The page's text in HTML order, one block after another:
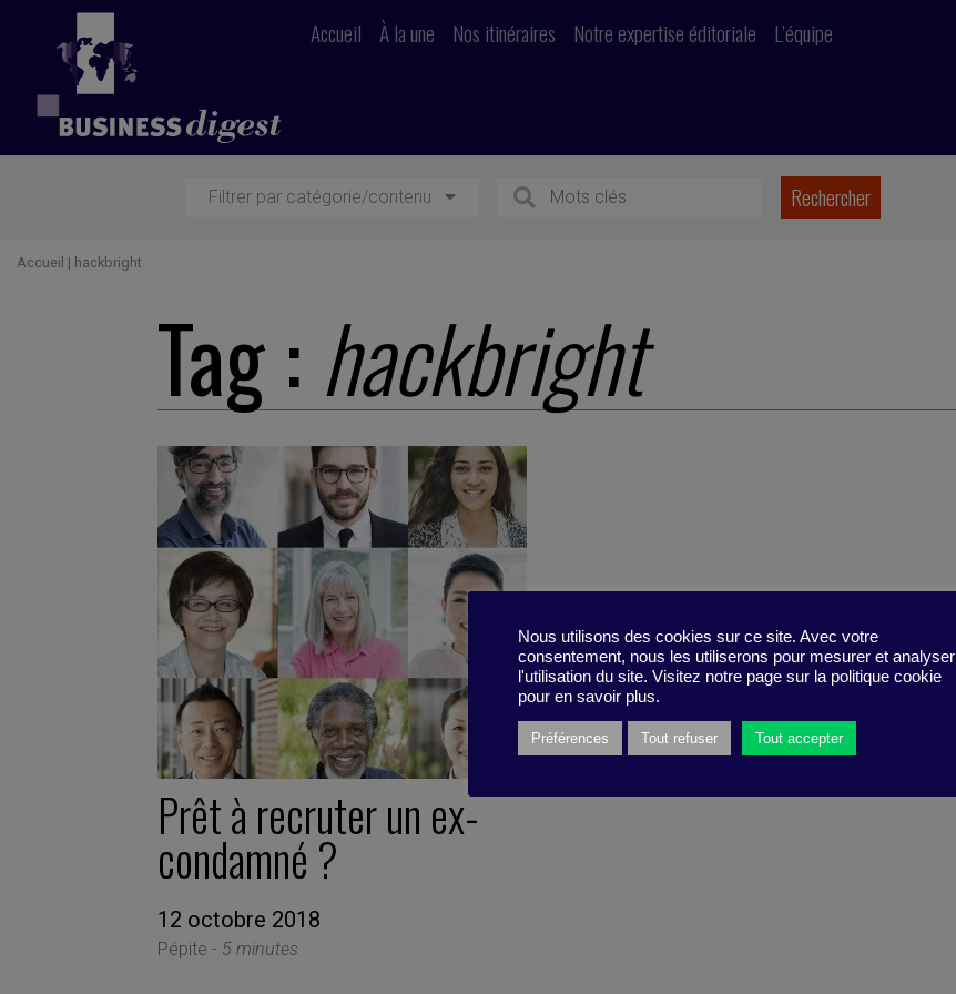
Accueil À la une Nos itinéraires Notre expertise éditoriale L’équipe
Filtrer par catégorie/contenu
Accueil | hackbright
Tag : hackbright
Prêt à recruter un ex-
condamné ?
12 octobre 2018
Pépite - 5 minutes
Nous utilisons des cookies sur ce site. Avec votre
consentement, nous les utiliserons pour mesurer et analyser
l'utilisation du site. Visitez notre page sur la politique cookie
pour en savoir plus.
Préférences Tout refuser Tout accepter